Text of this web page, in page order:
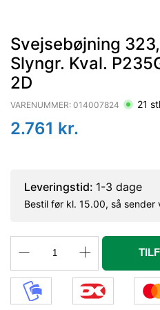
Svejsebøjning
Slyngr. Kval.
2D
VARENUMMER: 014007824 21
2.761 kr.
Leveringstid: 1-3 dage
Bestil før kl. 15.00, så sender